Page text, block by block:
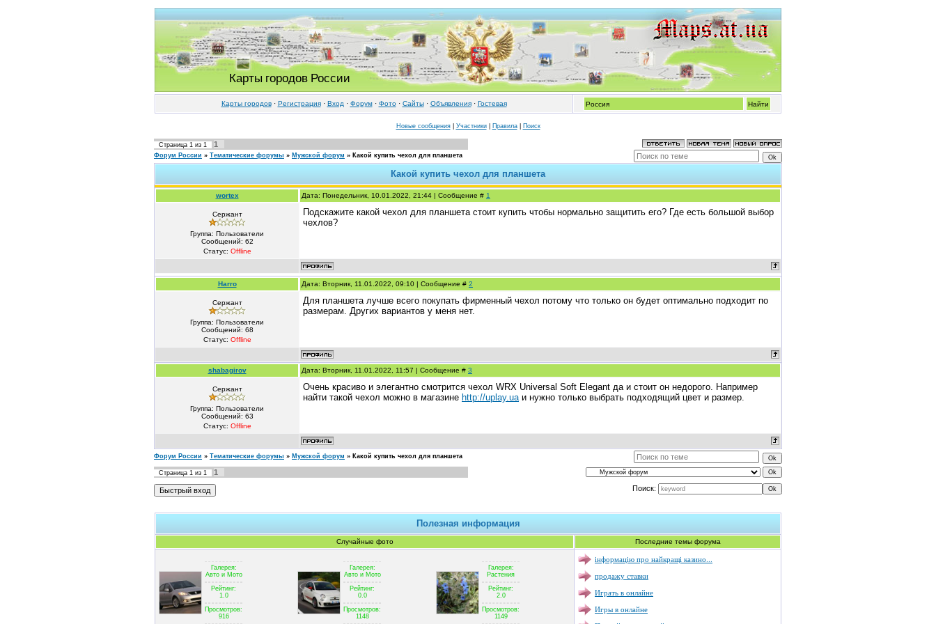
Карты городов России
Карты городов· Регистрация· Вход · Форум· Фото· Cайты· Объявления· Гостевая
Новые сообщения| Участники| Правила| Поиск
Страница 1 из 1 1
Форум России » Тематические форумы » Мужской форум » Какой купить чехол для планшета
Какой купить чехол для планшета
wortex Дата: Понедельник, 10.01.2022, 21:44 | Сообщение # 1
Сержант
Группа: Пользователи
Сообщений: 62
Статус: Offline
Подскажите какой чехол для планшета стоит купить чтобы нормально защитить его? Где есть большой выбор
чехлов?
Harro Дата: Вторник, 11.01.2022, 09:10 | Сообщение # 2
Сержант
Группа: Пользователи
Сообщений: 68
Статус: Offline
Для планшета лучше всего покупать фирменный чехол потому что только он будет оптимально подходит по
размерам. Других вариантов у меня нет.
shabagirov Дата: Вторник, 11.01.2022, 11:57 | Сообщение # 3
Сержант
Группа: Пользователи
Сообщений: 63
Статус: Offline
Очень красиво и элегантно смотрится чехол WRX Universal Soft Elegant да и стоит он недорого. Например
найти такой чехол можно в магазине http://uplay.uaи нужно только выбрать подходящий цвет и размер.
Форум России » Тематические форумы » Мужской форум » Какой купить чехол для планшета
Страница 1 из 1
1
Поиск:
Полезная информация
Случайные фото Последние темы форума
Галерея:
Авто и Мото
Рейтинг:
1.0
Просмотров:
916
Галерея:
Авто и Мото
Рейтинг:
0.0
Просмотров:
1148
Галерея:
Растения
Рейтинг:
2.0
Просмотров:
1149
інформацію про найкращі казино...
продажу ставки
Играть в онлайне
Игры в онлайне